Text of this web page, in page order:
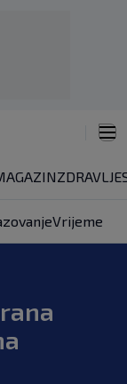
ZDRAVLJE
Vrijeme